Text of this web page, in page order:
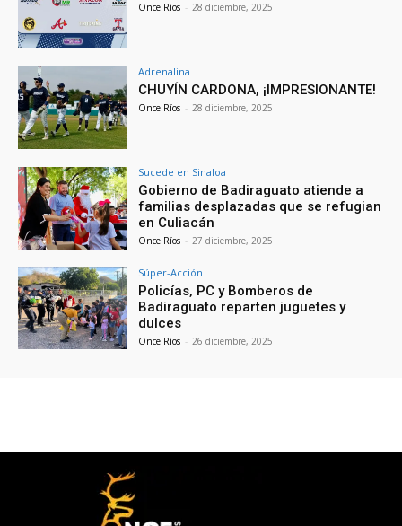
Once Ríos - 28 diciembre, 2025
Adrenalina
CHUYÍN CARDONA, ¡IMPRESIONANTE!
Once Ríos - 28 diciembre, 2025
Sucede en Sinaloa
Gobierno de Badiraguato atiende a
familias desplazadas que se refugian
en Culiacán
Once Ríos - 27 diciembre, 2025
Súper-Acción
Policías, PC y Bomberos de
Badiraguato reparten juguetes y
dulces
Once Ríos - 26 diciembre, 2025